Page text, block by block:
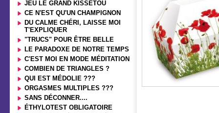
JEU LE GRAND KISSÉTOU
CE N'EST QU'UN CHAMPIGNON
DU CALME CHÉRI, LAISSE MOI
T'EXPLIQUER
"TRUCS" POUR ÊTRE BELLE
LE PARADOXE DE NOTRE TEMPS
C'EST MOI EN MODE MÉDITATION
COMBIEN DE TRIANGLES ?
QUI EST MÉDOLIE ???
ORGASMES MULTIPLES ???
SANS DÉCONNER....
ÉTHYLOTEST OBLIGATOIRE